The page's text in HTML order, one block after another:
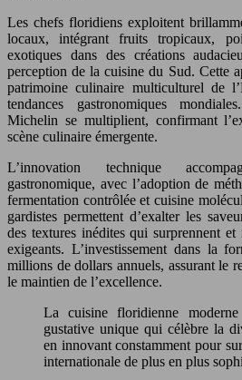
Les chefs floridiens exploitent
locaux, intégrant fruits tropicaux,
exotiques dans des créations
perception de la cuisine du Sud. Cette
patrimoine culinaire multiculturel de
tendances gastronomiques
Michelin se multiplient, confirmant
scène culinaire émergente.
L’innovation technique
gastronomique, avec l’adoption de
fermentation contrôlée et cuisine
gardistes permettent d’exalter les
des textures inédites qui surprennent
exigeants. L’investissement dans la
millions de dollars annuels, assurant le
le maintien de l’excellence.
La cuisine floridienne
gustative unique qui célèbre la
en innovant constamment pour
internationale de plus en plus